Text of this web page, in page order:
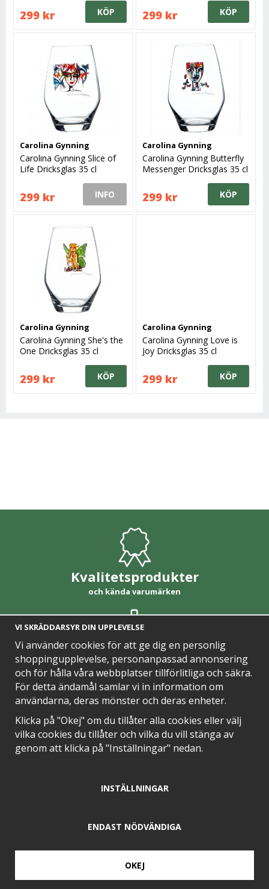
299 kr KÖP 299 kr KÖP
Carolina Gynning
Carolina Gynning Slice of
Life Dricksglas 35 cl
299 kr INFO
Carolina Gynning
Carolina Gynning Butterfly
Messenger Dricksglas 35 cl
299 kr KÖP
Carolina Gynning
Carolina Gynning She's the
One Dricksglas 35 cl
299 kr KÖP
Carolina Gynning
Carolina Gynning Love is
Joy Dricksglas 35 cl
299 kr KÖP
Kvalitetsprodukter
och kända varumärken
30 dagar
öppet köp
Leverans
3-5 arbetsdagar
Fraktfritt
VI SKRÄDDARSYR DIN UPPLEVELSE
Vi använder cookies för att ge dig en personlig
shoppingupplevelse, personanpassad annonsering
och för hålla våra webbplatser tillförlitliga och säkra.
För detta ändamål samlar vi in information om
användarna, deras mönster och deras enheter.
Klicka på "Okej" om du tillåter alla cookies eller välj
vilka cookies du tillåter och vilka du vill stänga av
genom att klicka på "Inställningar" nedan.
INSTÄLLNINGAR
ENDAST NÖDVÄNDIGA
OKEJ